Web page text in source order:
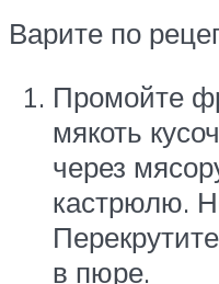
Варите по
Промойте
мякоть
через
кастрюлю.
в пюре.